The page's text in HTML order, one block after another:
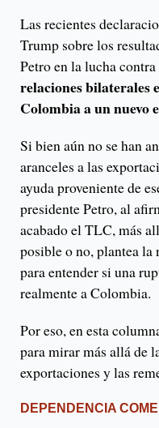
Las recientes
Trump sobre los
Petro en la lucha contra
relaciones bilaterales
Colombia a un nuevo
Si bien aún no se han
aranceles a las
ayuda proveniente de
presidente Petro, al
acabado el TLC, más
posible o no, plantea la
para entender si una
realmente a Colombia.
Por eso, en esta
para mirar más allá de
exportaciones y las
DEPENDENCIA